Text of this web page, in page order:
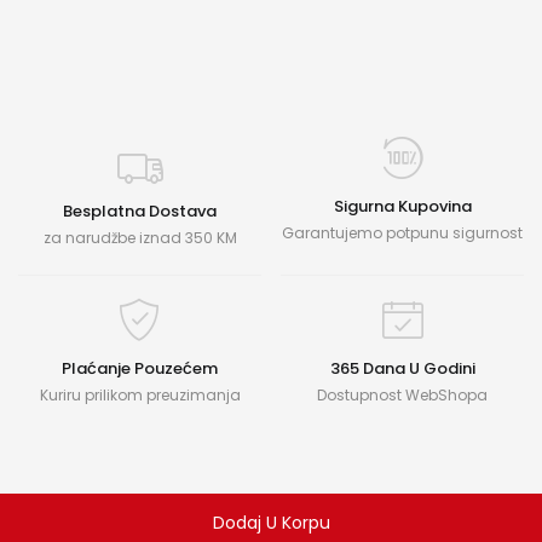
Dodaj U Korpu
Besplatna Dostava
za narudžbe iznad 350 KM
Sigurna Kupovina
Garantujemo potpunu sigurnost
Plaćanje Pouzećem
Kuriru prilikom preuzimanja
365 Dana U Godini
Dostupnost WebShopa